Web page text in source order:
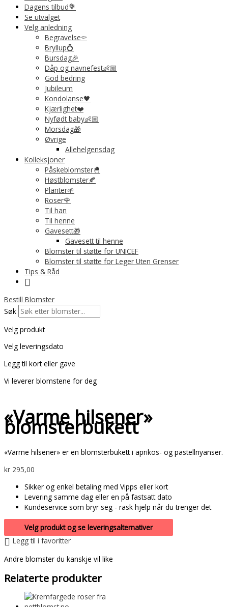
Dagens tilbud💐
Se utvalget
Velg anledning
Begravelse⚰️
Bryllup💍
Bursdag🎉
Dåp og navnefest👶🏼
God bedring
Jubileum
Kondolanse🖤
Kjærlighet❤️
Nyfødt baby👶🏼
Morsdag🎁
Øvrige
Allehelgensdag
Kolleksjoner
Påskeblomster🐣
Høstblomster🍂
Planter🌱
Roser🌹
Til han
Til henne
Gavesett🎁
Gavesett til henne
Blomster til støtte for UNICEF
Blomster til støtte for Leger Uten Grenser
Tips & Råd
Bestill Blomster
Søk
Velg produkt
Velg leveringsdato
Legg til kort eller gave
Vi leverer blomstene for deg
«Varme hilsener»
blomsterbukett
«Varme hilsener» er en blomsterbukett i aprikos- og pastellnyanser.
kr 295,00
Sikker og enkel betaling med Vipps eller kort
Levering samme dag eller en på fastsatt dato
Kundeservice som bryr seg - rask hjelp når du trenger det
Velg produkt og se leveringsalternativer
Legg til i favoritter
Andre blomster du kanskje vil like
Relaterte produkter